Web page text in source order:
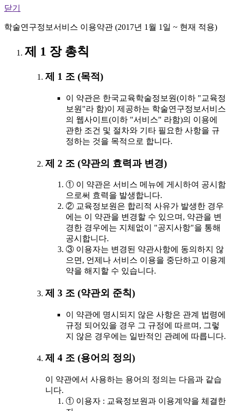
닫기
학술연구정보서비스 이용약관 (2017년 1월 1일 ~ 현재 적용)
제 1 장 총칙
제 1 조 (목적)
이 약관은 한국교육학술정보원(이하 "교육정
보원"라 함)이 제공하는 학술연구정보서비스
의 웹사이트(이하 "서비스" 라함)의 이용에
관한 조건 및 절차와 기타 필요한 사항을 규
정하는 것을 목적으로 합니다.
제 2 조 (약관의 효력과 변경)
① 이 약관은 서비스 메뉴에 게시하여 공시함
으로써 효력을 발생합니다.
② 교육정보원은 합리적 사유가 발생한 경우
에는 이 약관을 변경할 수 있으며, 약관을 변
경한 경우에는 지체없이 "공지사항"을 통해
공시합니다.
③ 이용자는 변경된 약관사항에 동의하지 않
으면, 언제나 서비스 이용을 중단하고 이용계
약을 해지할 수 있습니다.
제 3 조 (약관외 준칙)
이 약관에 명시되지 않은 사항은 관계 법령에
규정 되어있을 경우 그 규정에 따르며, 그렇
지 않은 경우에는 일반적인 관례에 따릅니다.
제 4 조 (용어의 정의)
이 약관에서 사용하는 용어의 정의는 다음과 같습
니다.
① 이용자 : 교육정보원과 이용계약을 체결한